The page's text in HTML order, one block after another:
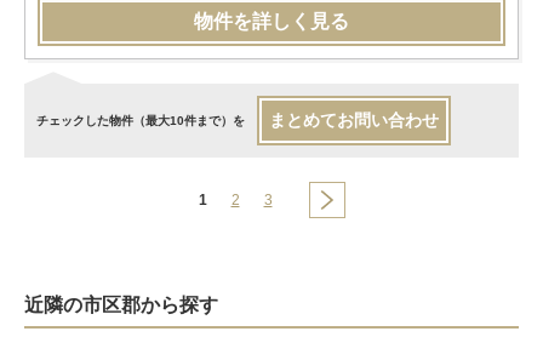
物件を詳しく見る
チェックした物件（最大10件まで）を まとめてお問い合わせ
1 2 3
近隣の市区郡から探す